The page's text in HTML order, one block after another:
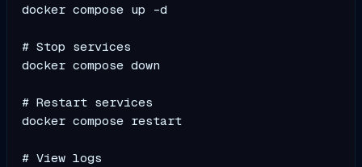
docker compose up -d
# Stop services
docker compose down
# Restart services
docker compose restart
# View logs